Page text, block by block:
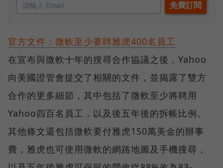
官方文件：微軟至少要聘雅虎400名員工
在宣布與微軟十年的搜尋合作協議之後，Yahoo
向美國證管會提交了相關的文件，並揭露了雙方
合作的更多細節，其中包括了微軟至少將聘用
Yahoo四百名員工，以及後五年後的拆帳比例。
其他條文還包括微軟要付雅虎150萬美金的辦事
費，雅虎也可使用微軟的網路地圖及手機搜尋，